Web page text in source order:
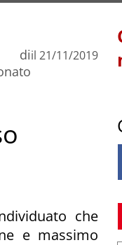
diil 21/11/2019
che
e massimo